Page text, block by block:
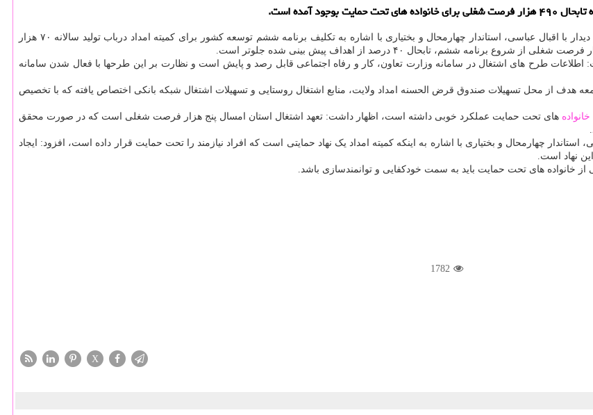
آمده است.
سیدمرتضی بختیاری، رئیس کمیته امداد در دیدار با اقبال عباسی، استاندار چهارمحال و بختیاری با اشاره به تکلیف برنامه ششم توسعه کشور برای کمیته امداد درباب تولید سالانه ۷۰ هزار
وی با اشاره به اهمیت نظارت و ارزیابی طرح های اشتغال مددجویان اظهار داشت: اطلاعات طرح های اشتغال در سامانه وزارت تعاون، کار و رفاه اجتماعی قابل رصد و پایش است و نظارت بر این طرح‎ها با فعال شدن سامانه
برای ایجاد اشتغال جامعه هدف از محل تسهیلات صندوق قرض الحسنه امداد ولایت، منابع اشتغال روستایی و تسهیلات اشتغال شبکه بانکی اختصاص یافته که با تخصیص
خانواده های تحت حمایت عملکرد خوبی داشته است، اظهار داشت: تعهد اشتغال استان امسال پنج هزار فرصت شغلی است که در صورت محقق
چهارمحال و بختیاری با اشاره به اینکه کمیته امداد یک نهاد حمایتی است که افراد نیازمند را تحت حمایت قرار داده است، افزود: ایجاد
نهاد است.
از خانواده های تحت حمایت باید به سمت خودکفایی و توانمندسازی باشد.
1782
X